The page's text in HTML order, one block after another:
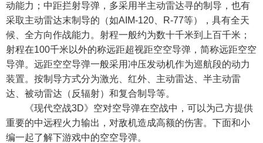
动能力；中距拦射导弹，多采用半主动雷达寻的制导，也有
采取主动雷达末制导的（如AIM-120、R-77等），具有全天
候、全方向作战能力。射程一般约为数十千米到上百千米；
射程在100千米以外的称远距超视距空空导弹，简称远距空空
导弹。远距空空导弹一般采用冲压发动机作为巡航段的动力
装置。按制导方式分为激光、红外、主动雷达、半主动雷
达、被动雷达（反辐射）和复合制导等。
《现代空战3D》空对空导弹在空战中，可以为己方提供
重要的中远程火力输出，对敌机造成高额的伤害。下面和小
编一起了解下游戏中的空空导弹。